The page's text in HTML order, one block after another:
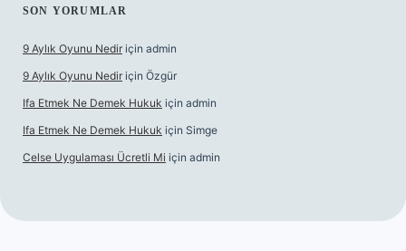
SON YORUMLAR
9 Aylık Oyunu Nedir için admin
9 Aylık Oyunu Nedir için Özgür
Ifa Etmek Ne Demek Hukuk için admin
Ifa Etmek Ne Demek Hukuk için Simge
Celse Uygulaması Ücretli Mi için admin